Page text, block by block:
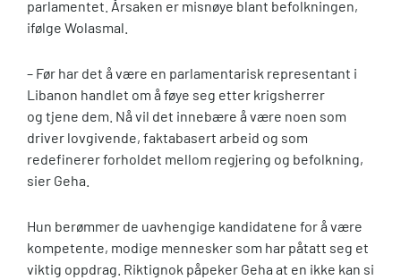
parlamentet. Årsaken er misnøye blant befolkningen,
ifølge Wolasmal.
– Før har det å være en parlamentarisk representant i
Libanon handlet om å føye seg etter krigsherrer
og tjene dem. Nå vil det innebære å være noen som
driver lovgivende, faktabasert arbeid og som
redefinerer forholdet mellom regjering og befolkning,
sier Geha.
Hun berømmer de uavhengige kandidatene for å være
kompetente, modige mennesker som har påtatt seg et
viktig oppdrag. Riktignok påpeker Geha at en ikke kan si